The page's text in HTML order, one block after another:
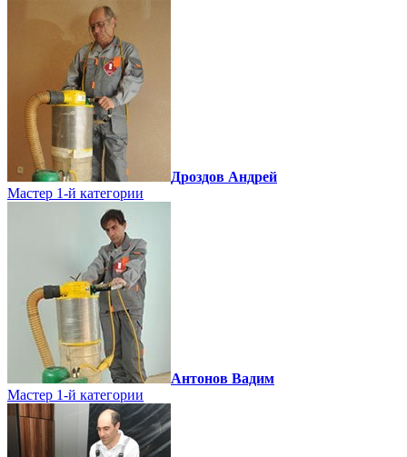
Дроздов Андрей
Мастер 1-й категории
Антонов Вадим
Мастер 1-й категории